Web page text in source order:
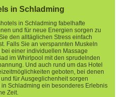
in Schladming
in Schladming fabelhafte
und für neue Energien sorgen zu
den alltäglichen Stress einfach
Falls Sie an verspannten Muskeln
einer individuellen Massage
im Whirlpool mit den sprudelnden
Und auch rund um das Hotel
geboten, bei denen
für Ausgeglichenheit sorgen
Schladming ein besonderes Erlebnis
Zeit.